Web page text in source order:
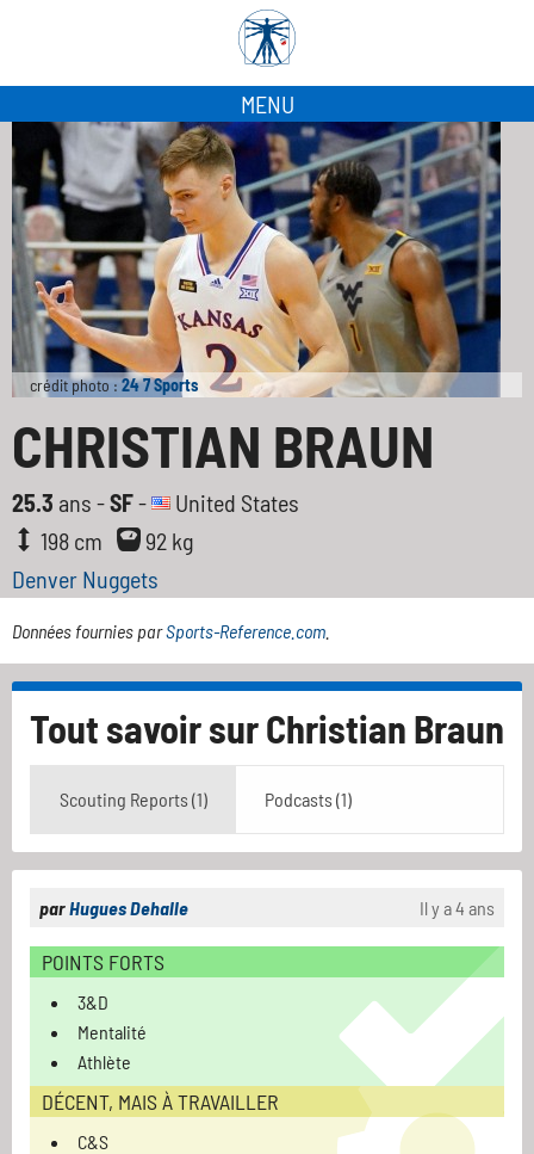
MENU
crédit photo : 24 7 Sports
CHRISTIAN BRAUN
25.3 ans -SF-
United States
198 cm
92 kg
Denver Nuggets
Données fournies parSports-Reference.com
Tout savoir surChristian Braun
Scouting Reports (1) Podcasts (1)
parHugues Dehalle Il y a 4 ans
POINTS FORTS
3&D
Mentalité
Athlète
DÉCENT, MAIS À TRAVAILLER
C&S